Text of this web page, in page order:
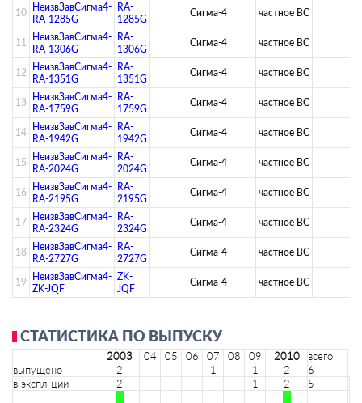
10 НеизвЗавСигма4-
RA-1285G
RA-
1285G
Сигма-4 ­частное ВС­
11
НеизвЗавСигма4-
RA-1306G
RA-
1306G
Сигма-4 ­частное ВС­
12
НеизвЗавСигма4-
RA-1351G
RA-
1351G
Сигма-4 ­частное ВС­
13
НеизвЗавСигма4-
RA-1759G
RA-
1759G
Сигма-4 ­частное ВС­
14 НеизвЗавСигма4-
RA-1942G
RA-
1942G
Сигма-4 ­частное ВС­
15
НеизвЗавСигма4-
RA-2024G
RA-
2024G
Сигма-4 ­частное ВС­
16 НеизвЗавСигма4-
RA-2195G
RA-
2195G
Сигма-4 ­частное ВС­
17 НеизвЗавСигма4-
RA-2324G
RA-
2324G
Сигма-4 ­частное ВС­
18
НеизвЗавСигма4-
RA-2727G
RA-
2727G
Сигма-4 ­частное ВС­
19
НеизвЗавСигма4-
ZK-JQF
ZK-
JQF
Сигма-4 ­частное ВС­
СТАТИСТИКА ПО ВЫПУСКУ
2003 04 05 06 07 08 09 2010
всего
выпущено
2 1 1 2
6
в экспл-ции
2 1 2 5